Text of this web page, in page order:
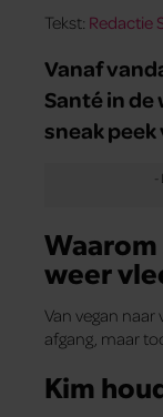
Tekst: Redactie
Vanaf
Santé in de
sneak
weer
Van vegan naar
afgang, maar
Kim